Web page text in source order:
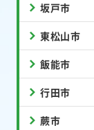
坂戸市
東松山市
飯能市
行田市
蕨市